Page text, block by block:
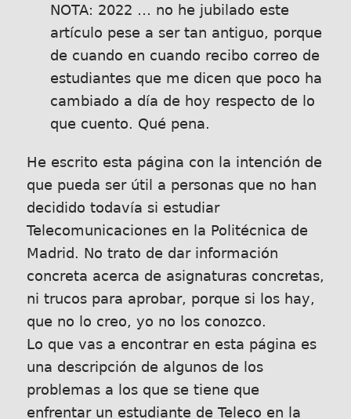
NOTA: 2022 … no he jubilado este
artículo pese a ser tan antiguo, porque
de cuando en cuando recibo correo de
estudiantes que me dicen que poco ha
cambiado a día de hoy respecto de lo
que cuento. Qué pena.
He escrito esta página con la intención de
que pueda ser útil a personas que no han
decidido todavía si estudiar
Telecomunicaciones en la Politécnica de
Madrid. No trato de dar información
concreta acerca de asignaturas concretas,
ni trucos para aprobar, porque si los hay,
que no lo creo, yo no los conozco.
Lo que vas a encontrar en esta página es
una descripción de algunos de los
problemas a los que se tiene que
enfrentar un estudiante de Teleco en la